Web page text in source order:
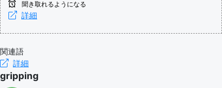
聞き取れるようになる
詳細
関連語
詳細
gripping